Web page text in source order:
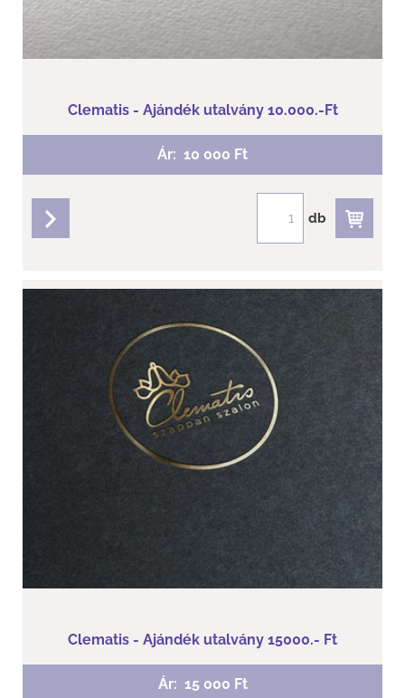
Clematis - Ajándék utalvány 10.000.-Ft
Ár: 10 000 Ft
db
Clematis - Ajándék utalvány 15000.- Ft
Szeretnéd megajándékozni a választás lehetőségével
számodra kedves barátokat, családtagot, vagy
munkatársadat? Válaszd ajándék utalványunkat!
Clematis - Ajándék utalvány 15000.- Ft
Ár: 15 000 Ft